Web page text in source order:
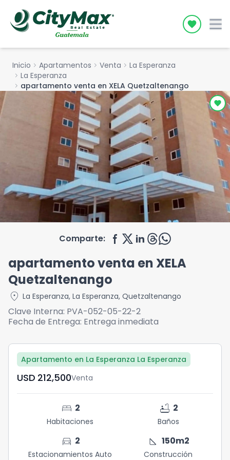
Icon
Inicio chevron_right Apartamentos chevron_right Venta chevron_right La Esperanza
chevron_right La Esperanza
chevron_right apartamento venta en XELA Quetzaltenango
Comparte:
apartamento venta en XELA
Quetzaltenango
location_on La Esperanza, La Esperanza, Quetzaltenango
Clave Interna: PVA-052-05-22-2
Fecha de Entrega: Entrega inmediata
Apartamento en La Esperanza La Esperanza
USD	212,500Venta
bed 2
Habitaciones
bathtub 2
Baños
directions_car 2
Estacionamientos Auto
square_foot 150m2
Construcción